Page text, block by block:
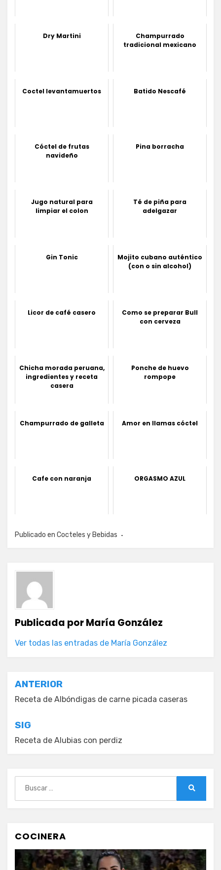
Dry Martini
Champurrado
tradicional mexicano
Coctel levantamuertos Batido Nescafé
Cóctel de frutas
navideño
Pina borracha
Jugo natural para
limpiar el colon
Té de piña para
adelgazar
Gin Tonic
Mojito cubano auténtico
(con o sin alcohol)
Licor de café casero
Como se preparar Bull
con cerveza
Chicha morada peruana,
ingredientes y receta
casera
Ponche de huevo
rompope
Champurrado de galleta Amor en llamas cóctel
Cafe con naranja ORGASMO AZUL
Publicado en Cocteles y Bebidas
Publicada porMaría González
Ver todas las entradas de María González
Navegación
de
entradas
ANTERIOR
Receta de Albóndigas de carne picada caseras
SIG
Receta de Alubias con perdiz
COCINERA